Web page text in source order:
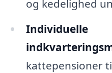
og kedelighed
Individuelle
kattepensioner